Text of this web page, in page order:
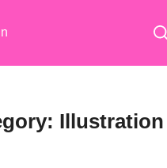
Søg
Illustration